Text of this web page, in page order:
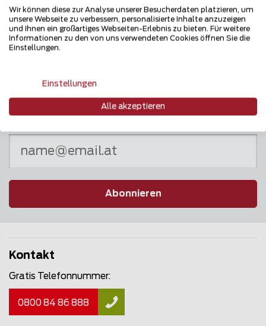
Mehrfach ausgezeichnet und immer am
Puls des Marktes
Newsletter
Abonnieren
Kontakt
Gratis Telefonnummer:
0800 84 86 888
Wir können diese zur Analyse unserer Besucherdaten platzieren, um
unsere Webseite zu verbessern, personalisierte Inhalte anzuzeigen
und Ihnen ein großartiges Webseiten-Erlebnis zu bieten. Für weitere
Informationen zu den von uns verwendeten Cookies öffnen Sie die
Einstellungen.
Einstellungen
Alle akzeptieren